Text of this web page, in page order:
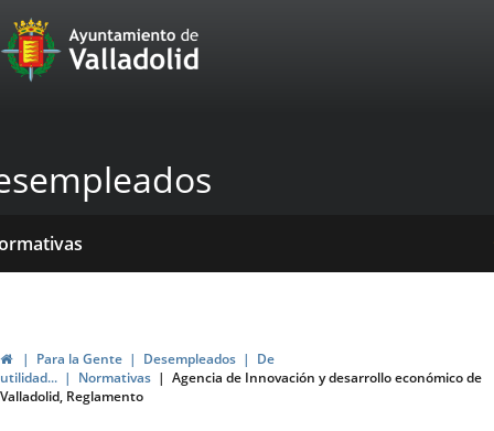
Portal
Web
Ayuntamiento
de
Valladolid
InicioPara la Gente Desempleados
De
utilidad...
Normativas
Agencia de Innovación y desarrollo económico de
Valladolid, Reglamento